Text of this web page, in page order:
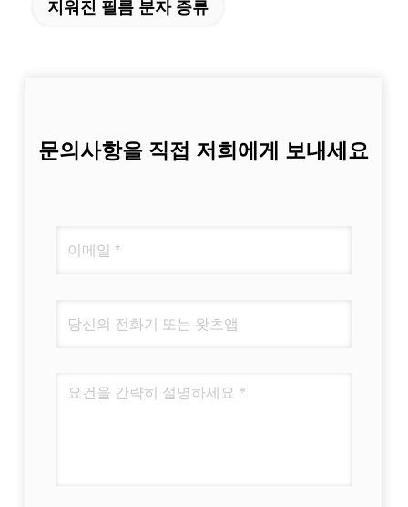
지워진 필름 분자 증류
문의사항을 직접 저희에게 보내세요